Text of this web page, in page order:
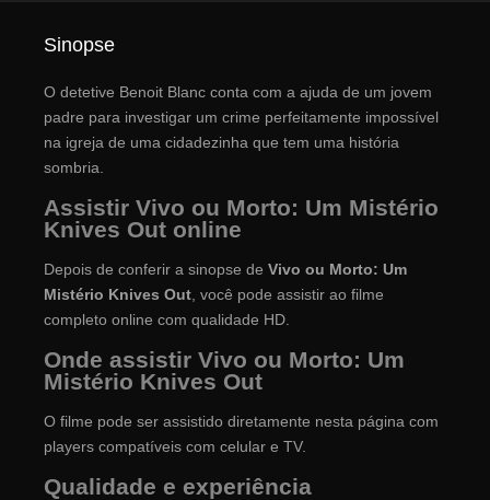
Sinopse
O detetive Benoit Blanc conta com a ajuda de um jovem
padre para investigar um crime perfeitamente impossível
na igreja de uma cidadezinha que tem uma história
sombria.
Assistir Vivo ou Morto: Um Mistério
Knives Out online
Depois de conferir a sinopse de Vivo ou Morto: Um
Mistério Knives Out , você pode assistir ao filme
completo online com qualidade HD.
Onde assistir Vivo ou Morto: Um
Mistério Knives Out
O filme pode ser assistido diretamente nesta página com
players compatíveis com celular e TV.
Qualidade e experiência